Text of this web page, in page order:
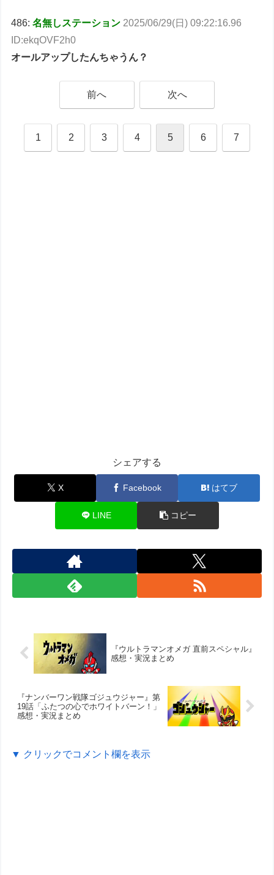
486:名無しステーション 2025/06/29(日) 09:22:16.96
ID:ekqOVF2h0
オールアップしたんちゃうん？
前へ 次へ
1 2 3 4 5 6 7
シェアする
X Facebook はてブ
LINE コピー
『ウルトラマンオメガ 直前スペシャル』
感想・実況まとめ
『ナンバーワン戦隊ゴジュウジャー』第
19話「ふたつの心でホワイトバーン！」
感想・実況まとめ
▼ クリックでコメント欄を表示